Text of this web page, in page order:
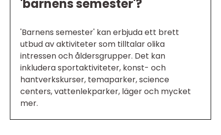
'barnens semester'?
'Barnens semester' kan erbjuda ett brett
utbud av aktiviteter som tilltalar olika
intressen och åldersgrupper. Det kan
inkludera sportaktiviteter, konst- och
hantverkskurser, temaparker, science
centers, vattenlekparker, läger och mycket
mer.